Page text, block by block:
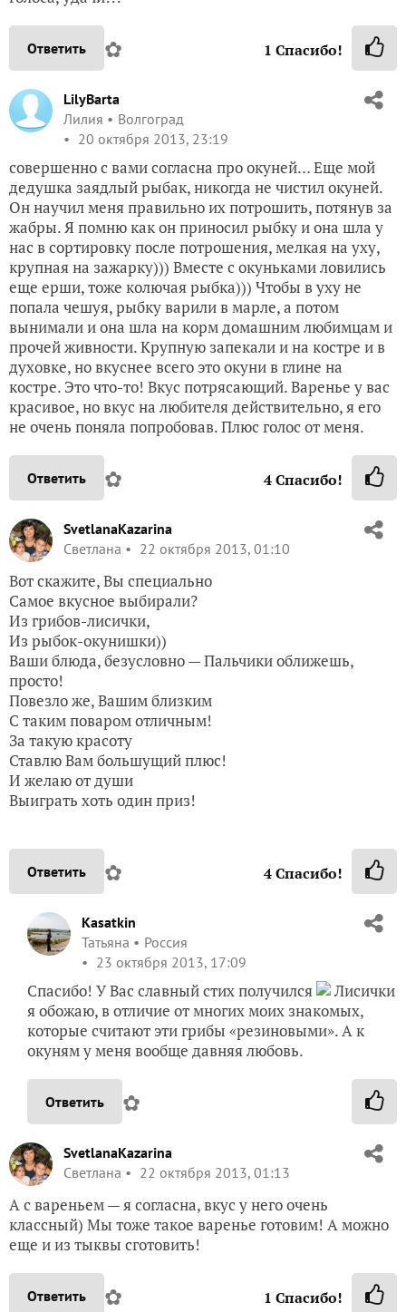
Ответить ✿ 1 Спасибо!
LilyBarta
Лилия
Волгоград
20 октября 2013, 23:19
совершенно с вами согласна про окуней… Еще мой
дедушка заядлый рыбак, никогда не чистил окуней.
Он научил меня правильно их потрошить, потянув за
жабры. Я помню как он приносил рыбку и она шла у
нас в сортировку после потрошения, мелкая на уху,
крупная на зажарку))) Вместе с окуньками ловились
еще ерши, тоже колючая рыбка))) Чтобы в уху не
попала чешуя, рыбку варили в марле, а потом
вынимали и она шла на корм домашним любимцам и
прочей живности. Крупную запекали и на костре и в
духовке, но вкуснее всего это окуни в глине на
костре. Это что-то! Вкус потрясающий. Варенье у вас
красивое, но вкус на любителя действительно, я его
не очень поняла попробовав. Плюс голос от меня.
Ответить ✿ 4Спасибо!
SvetlanaKazarina
Светлана
22 октября 2013, 01:10
Вот скажите, Вы специально
Самое вкусное выбирали?
Из грибов-лисички,
Из рыбок-окунишки))
Ваши блюда, безусловно — Пальчики оближешь,
просто!
Повезло же, Вашим близким
С таким поваром отличным!
За такую красоту
Ставлю Вам большущий плюс!
И желаю от души
Выиграть хоть один приз!
Ответить ✿ 4Спасибо!
Kasatkin
Татьяна
Россия
23 октября 2013, 17:09
Спасибо! У Вас славный стих получился
Лисички
я обожаю, в отличие от многих моих знакомых,
которые считают эти грибы «резиновыми». А к
окуням у меня вообще давняя любовь.
Ответить ✿
SvetlanaKazarina
Светлана
22 октября 2013, 01:13
А с вареньем — я согласна, вкус у него очень
классный) Мы тоже такое варенье готовим! А можно
еще и из тыквы сготовить!
Ответить ✿ 1 Спасибо!